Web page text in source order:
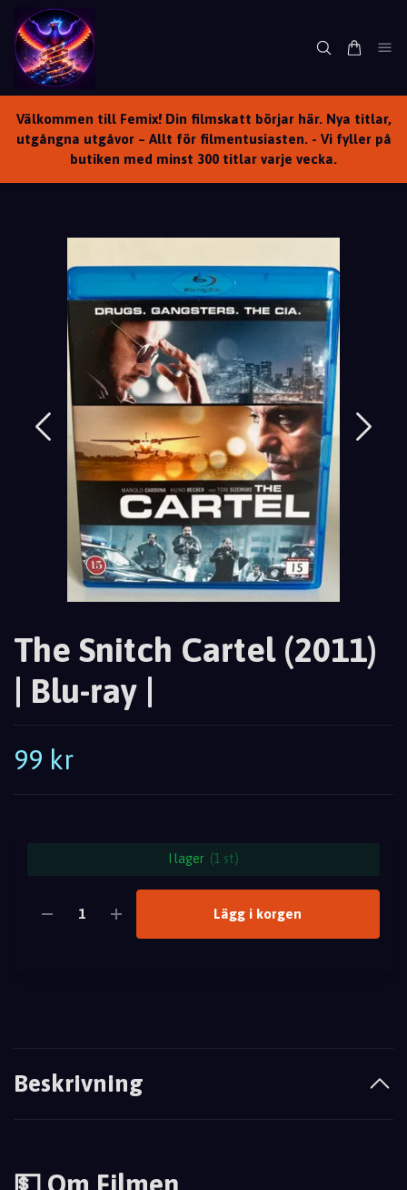
Välkommen till Femix! Din filmskatt börjar här. Nya titlar,
utgångna utgåvor – Allt för filmentusiasten. - Vi fyller på
butiken med minst 300 titlar varje vecka.
The Snitch Cartel (2011)
| Blu-ray |
99 kr
I lager (1 st)
Lägg i korgen
Beskrivning
💵 Om Filmen